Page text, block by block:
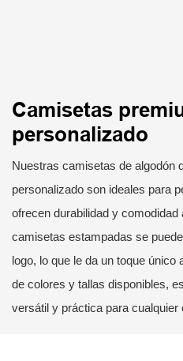
Camisetas
personalizado
Nuestras camisetas de algodón
personalizado son ideales para
ofrecen durabilidad y
camisetas estampadas se
logo, lo que le da un toque
de colores y tallas disponibles,
versátil y práctica para cualquier